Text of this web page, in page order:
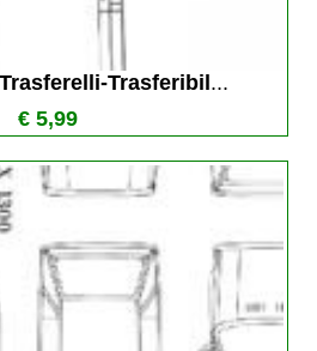
Trasferibil ...
€ 5,99